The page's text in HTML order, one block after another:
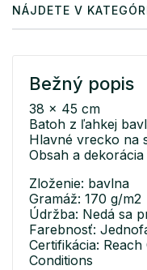
NÁJDETE V KATEGÓRII
Bežný popis
38 x 45 cm
Batoh z ľahkej
Hlavné vrecko na
Obsah a
Zloženie: bavlna
Gramáž: 170 g/m2
Údržba: Nedá sa
Farebnosť:
Certifikácia:
Conditions